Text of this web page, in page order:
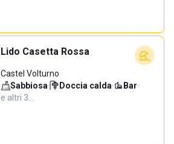
Lido Casetta Rossa
Castel Volturno
Sabbiosa· Doccia calda· Bar·
e altri 3…